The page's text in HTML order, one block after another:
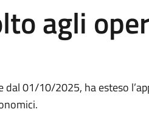
agli
dal 01/10/2025, ha esteso